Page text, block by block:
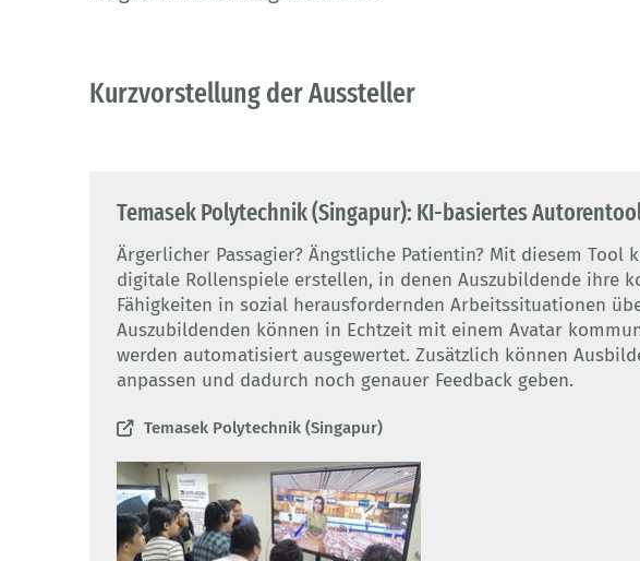
Kurzvorstellung der Aussteller
Temasek Polytechnik (Singapur): KI-basiertes
Ärgerlicher Passagier? Ängstliche Patientin? Mit diesem Tool
digitale Rollenspiele erstellen, in denen Auszubildende ihre
Fähigkeiten in sozial herausfordernden Arbeitssituationen
Auszubildenden können in Echtzeit mit einem Avatar
werden automatisiert ausgewertet. Zusätzlich können
anpassen und dadurch noch genauer Feedback geben.
Temasek Polytechnik (Singapur)